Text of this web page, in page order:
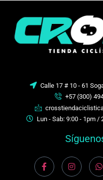
Calle 17 # 10 - 61
+57 (300)
Lun - Sab: 9:00 - 1pm /